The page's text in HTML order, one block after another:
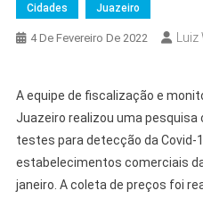
Cidades Juazeiro
4 De Fevereiro De 2022
A equipe de fiscalização e
Juazeiro realizou uma pesquisa
testes para detecção da Covid-
estabelecimentos comerciais
janeiro. A coleta de preços foi